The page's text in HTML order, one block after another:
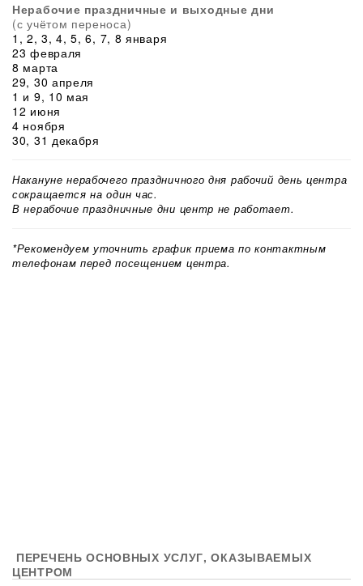
Нерабочие праздничные и выходные дни
(с учётом переноса)
1, 2, 3, 4, 5, 6, 7, 8 января
23 февраля
8 марта
29, 30 апреля
1 и 9, 10 мая
12 июня
4 ноября
30, 31 декабря
Накануне нерабочего праздничного дня рабочий день центра
сокращается на один час.
В нерабочие праздничные дни центр не работает.
*Рекомендуем уточнить график приема по контактным
телефонам перед посещением центра.
ПЕРЕЧЕНЬ ОСНОВНЫХ УСЛУГ, ОКАЗЫВАЕМЫХ
ЦЕНТРОМ